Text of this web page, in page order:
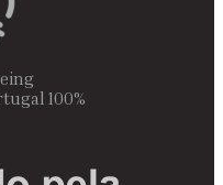
100% Handmade in Portugal